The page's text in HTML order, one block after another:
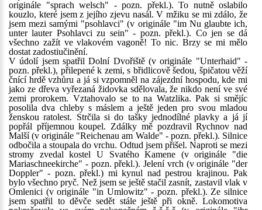
originále "sprach welsch" - pozn. překl.). To nutně oslabilo
kouzlo, které jsem z jejího zjevu nasál. V mžiku se mi zdálo, že
jsem mezi samými "psohlavci" (v originále "im Nu glaubte ich,
unter lauter Psohlavci zu sein" - pozn. překl.). Co jen se dá
všechno zažít ve vlakovém vagoně! To nic. Brzy se mi mělo
dostat zadostiučinění.
V údolí jsem spatřil Dolní Dvořiště (v originále "Unterhaid" -
pozn. překl.), přilepené k zemi, s břidlicově šedou, špičatou věží
čnící hrdě vzhůru a já si vzpomněl na zájezdní hospodu, kde mi
jako ze dřeva vyřezaná židovka sdělovala, že nikdo není ve své
zemi prorokem. Vztahovalo se to na Watzlika. Pak si smějíc
posolila dva chleby s máslem a ještě jeden pro svou mladou
ženskou ratolest. Strčila si do tašky jednodílné plavky a já jí
popřál příjemnou koupel. Zdálky mě pozdravil Rychnov nad
Malší (v originále "Reichenau am Walde" - pozn. překl.). Silnice
odbočila a stoupala do vrchu. Odtud jsem přišel. Naproti se mezi
stromy zvedal kostel U Svatého Kamene (v originále "die
Mariaschneekirche" - pozn. překl.). Jelení vrch (v originále "der
Doppler" - pozn. překl.) mi kynul nad pestrou krajinou. Pak
bylo všechno pryč. Než jsem se ještě stačil zasnít, zastavil vlak v
Omlenici (v originále "in Umlowitz" - pozn. překl.). Ze silnice
jsem spatřil to děvče sedět stále ještě při okně. Lokomotiva